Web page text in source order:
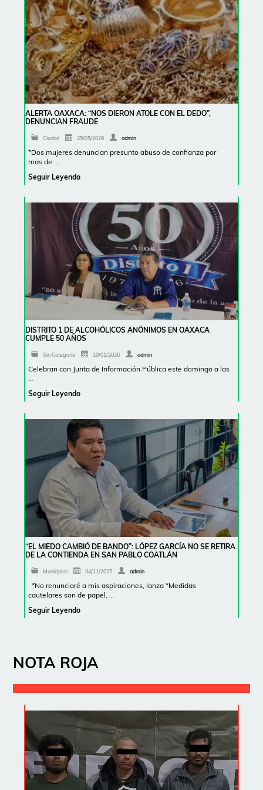
ALERTA OAXACA: “NOS DIERON ATOLE CON EL DEDO”,
DENUNCIAN FRAUDE
Ciudad 25/05/2026 admin
*Dos mujeres denuncian presunto abuso de confianza por
mas de …
Seguir Leyendo
DISTRITO 1 DE ALCOHÓLICOS ANÓNIMOS EN OAXACA
CUMPLE 50 AÑOS
Sin Categoría 10/01/2026 admin
Celebran con Junta de Información Pública este domingo a las
Seguir Leyendo
“EL MIEDO CAMBIÓ DE BANDO”: LÓPEZ GARCÍA NO SE RETIRA
DE LA CONTIENDA EN SAN PABLO COATLÁN
Municipios 04/11/2025 admin
*No renunciaré a mis aspiraciones, lanza *Medidas
cautelares son de papel, …
Seguir Leyendo
NOTA ROJA